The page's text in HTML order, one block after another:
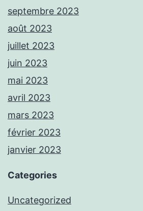
septembre 2023
août 2023
juillet 2023
juin 2023
mai 2023
avril 2023
mars 2023
février 2023
janvier 2023
Categories
Uncategorized